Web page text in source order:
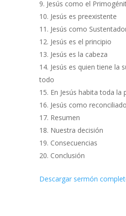
Jesús como el
Jesús es preexistente
Jesús como
Jesús es el principio
Jesús es la cabeza
Jesús es quien tiene la
todo
En Jesús habita toda la
Jesús como
Resumen
Nuestra decisión
Consecuencias
Conclusión
Descargar sermón